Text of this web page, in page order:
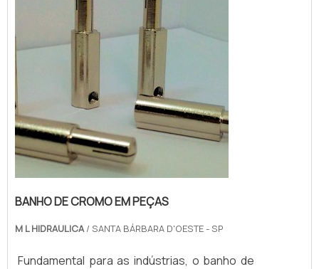
BANHO DE CROMO EM PEÇAS
M L HIDRAULICA/ SANTA BÁRBARA D'OESTE - SP
Fundamental para as indústrias, o banho de